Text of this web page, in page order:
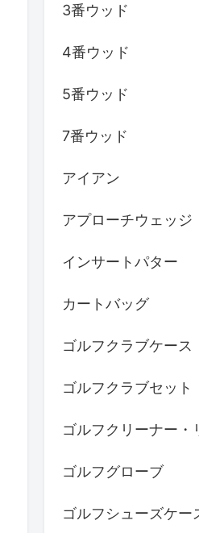
3番ウッド
4番ウッド
5番ウッド
7番ウッド
アイアン
アプローチウェッジ
インサートパター
カートバッグ
ゴルフクラブケース
ゴルフクラブセット
ゴルフクリーナー・
ゴルフグローブ
ゴルフシューズケー